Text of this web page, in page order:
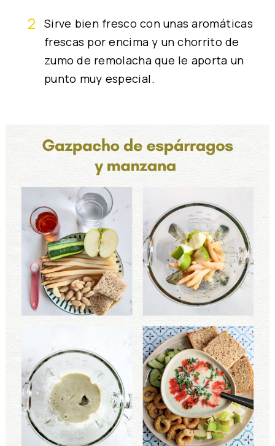
Sirve bien fresco con unas aromáticas
frescas por encima y un chorrito de
zumo de remolacha que le aporta un
punto muy especial.